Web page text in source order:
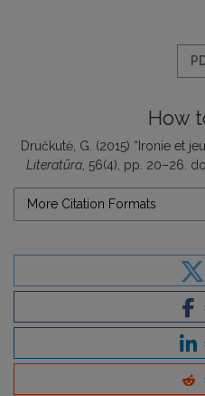
How
Dručkutė, G. (2015) “Ironie et
Literatūra, 56(4), pp. 20–26.
More Citation Formats